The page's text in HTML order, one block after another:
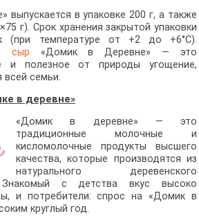
выпускается в упаковке 200 г, а также
г). Срок хранения закрытой упаковки
(при температуре от +2 до +6°C).
сыр «Домик в Деревне» — это
и полезное от природы угощение,
семьи.
в деревне»
«Домик в деревне» — это
традиционные молочные и
кисломолочные продукты высшего
качества, которые производятся из
натурального деревенского
Знакомый с детства вкус высоко
и потребители: спрос на «Домик в
круглый год.